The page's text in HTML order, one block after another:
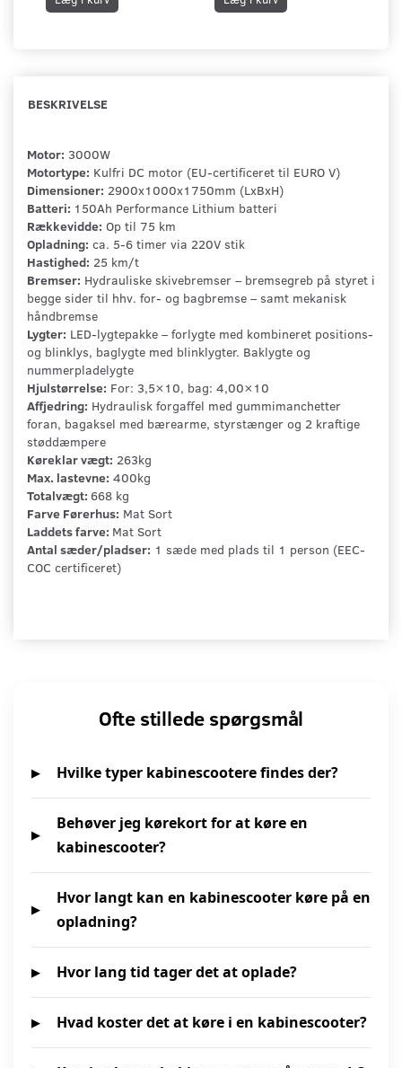
BESKRIVELSE
Motor: 3000W
Motortype: Kulfri DC motor (EU-certificeret til EURO V)
Dimensioner: 2900x1000x1750mm (LxBxH)
Batteri: 150Ah Performance Lithium batteri
Rækkevidde: Op til 75 km
Opladning: ca. 5-6 timer via 220V stik
Hastighed: 25 km/t
Bremser: Hydrauliske skivebremser – bremsegreb på styret i
begge sider til hhv. for- og bagbremse – samt mekanisk
håndbremse
Lygter: LED-lygtepakke – forlygte med kombineret positions-
og blinklys, baglygte med blinklygter. Baklygte og
nummerpladelygte
Hjulstørrelse: For: 3,5×10, bag: 4,00×10
Affjedring: Hydraulisk forgaffel med gummimanchetter
foran, bagaksel med bærearme, styrstænger og 2 kraftige
støddæmpere
Køreklar vægt: 263kg
Max. lastevne: 400kg
Totalvægt: 668 kg
Farve Førerhus: Mat Sort
Laddets farve: Mat Sort
Antal sæder/pladser: 1 sæde med plads til 1 person (EEC-
COC certificeret)
Ofte stillede spørgsmål
Hvilke typer kabinescootere findes der?
Behøver jeg kørekort for at køre en
kabinescooter?
Hvor langt kan en kabinescooter køre på en
opladning?
Hvor lang tid tager det at oplade?
Hvad koster det at køre i en kabinescooter?